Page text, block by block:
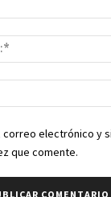
correo electrónico y
que comente.